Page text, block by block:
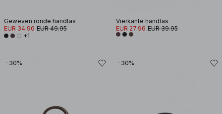
Geweven ronde handtas
EUR 34.96 EUR 49.95
+1
Vierkante handtas
EUR 27.96 EUR 39.95
-30% -30%